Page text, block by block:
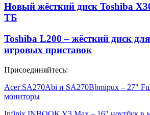
Новый жёсткий диск Toshiba
ТБ
Toshiba L200 – жёсткий диск
игровых приставок
Присоединяйтесь:
Acer SA270Abi и SA270Bbmipux – 27″
мониторы